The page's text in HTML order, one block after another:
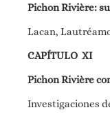
Pichon Rivière:
Lacan,
CAPÍTULO XI
Pichon Rivière
Investigaciones